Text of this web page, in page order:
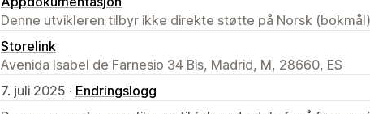
Denne utvikleren tilbyr ikke direkte støtte på Norsk
Storelink
Avenida Isabel de Farnesio 34 Bis, Madrid, M, 28660, ES
7. juli 2025 · Endringslogg